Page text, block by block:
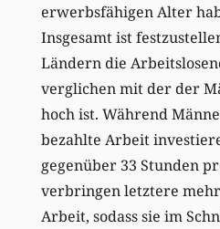
erwerbsfähigen Alter
Insgesamt ist
Ländern die
verglichen mit der der
hoch ist. Während
bezahlte Arbeit
gegenüber 33 Stunden
verbringen letztere
Arbeit, sodass sie im